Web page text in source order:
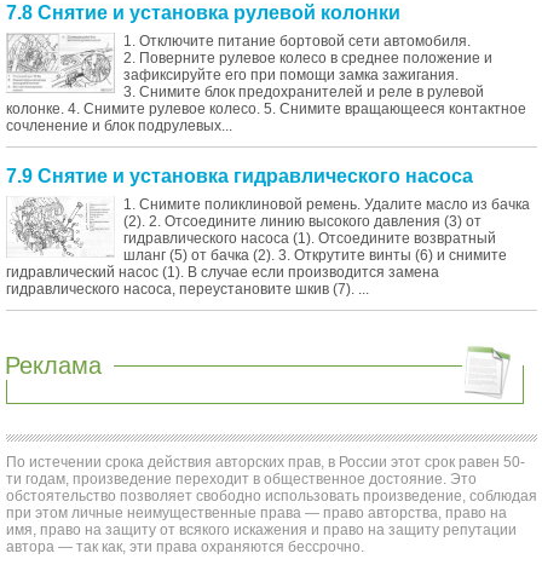
7.8 Снятие и установка рулевой колонки
1. Отключите питание бортовой сети автомобиля.
2. Поверните рулевое колесо в среднее положение и
зафиксируйте его при помощи замка зажигания.
3. Снимите блок предохранителей и реле в рулевой
колонке. 4. Снимите рулевое колесо. 5. Снимите вращающееся контактное
сочленение и блок подрулевых...
7.9 Снятие и установка гидравлического насоса
1. Снимите поликлиновой ремень. Удалите масло из бачка
(2). 2. Отсоедините линию высокого давления (3) от
гидравлического насоса (1). Отсоедините возвратный
шланг (5) от бачка (2). 3. Открутите винты (6) и снимите
гидравлический насос (1). В случае если производится замена
гидравлического насоса, переустановите шкив (7). ...
Реклама
По истечении срока действия авторских прав, в России этот срок равен 50-
ти годам, произведение переходит в общественное достояние. Это
обстоятельство позволяет свободно использовать произведение, соблюдая
при этом личные неимущественные права — право авторства, право на
имя, право на защиту от всякого искажения и право на защиту репутации
автора — так как, эти права охраняются бессрочно.